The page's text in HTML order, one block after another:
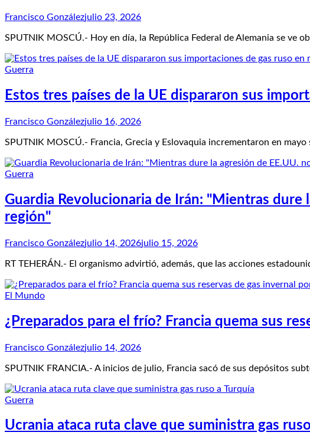
Francisco Gonzálezjulio 23, 2026
SPUTNIK MOSCÚ.- Hoy en día, la República Federal de Alemania se ve
Guerra
Estos tres países de la UE dispararon sus
Francisco Gonzálezjulio 16, 2026
SPUTNIK MOSCÚ.- Francia, Grecia y Eslovaquia incrementaron en
Guerra
Guardia Revolucionaria de Irán: "Mientras dure
región"
Francisco Gonzálezjulio 14, 2026julio 15, 2026
RT TEHERÁN.- El organismo advirtió, además, que las acciones
El Mundo
¿Preparados para el frío? Francia quema sus
Francisco Gonzálezjulio 14, 2026
SPUTNIK FRANCIA.- A inicios de julio, Francia sacó de sus depósitos
Guerra
Ucrania ataca ruta clave que suministra gas